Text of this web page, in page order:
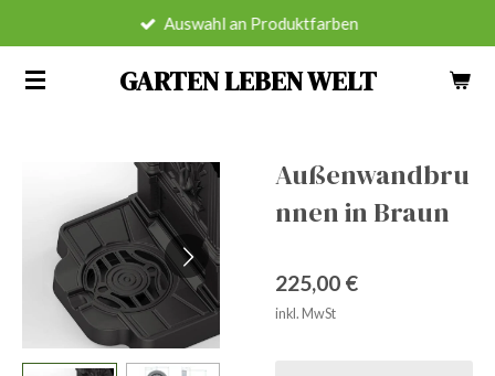
springen
GARTEN LEBEN WELT
Auswahl an Produktfarben
Außenwandbru
nnen in Braun
225,00 €
inkl. MwSt